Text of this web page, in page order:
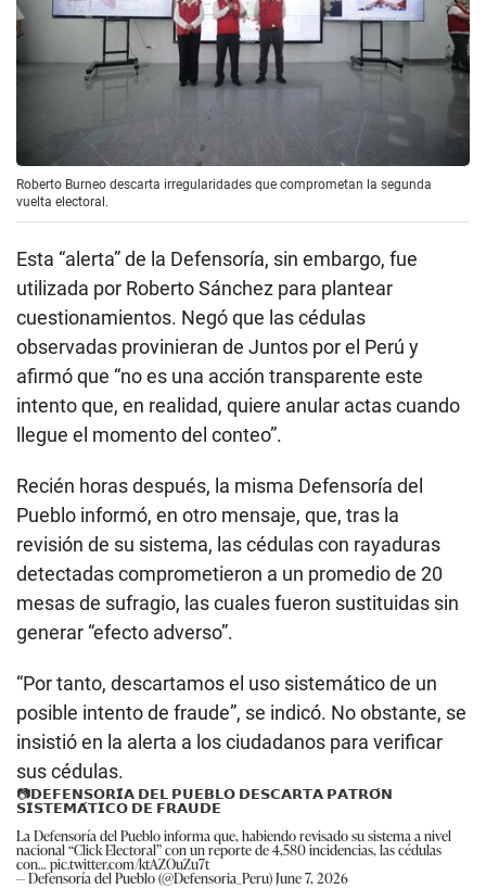
Roberto Burneo descarta irregularidades que comprometan la segunda
vuelta electoral.
Esta “alerta” de la Defensoría, sin embargo, fue
utilizada por Roberto Sánchez para plantear
cuestionamientos. Negó que las cédulas
observadas provinieran de Juntos por el Perú y
afirmó que “no es una acción transparente este
intento que, en realidad, quiere anular actas cuando
llegue el momento del conteo”.
Recién horas después, la misma Defensoría del
Pueblo informó, en otro mensaje, que, tras la
revisión de su sistema, las cédulas con rayaduras
detectadas comprometieron a un promedio de 20
mesas de sufragio, las cuales fueron sustituidas sin
generar “efecto adverso”.
“Por tanto, descartamos el uso sistemático de un
posible intento de fraude”, se indicó. No obstante, se
insistió en la alerta a los ciudadanos para verificar
sus cédulas.
📷𝗗𝗘𝗙𝗘𝗡𝗦𝗢𝗥𝗜́𝗔 𝗗𝗘𝗟 𝗣𝗨𝗘𝗕𝗟𝗢 𝗗𝗘𝗦𝗖𝗔𝗥𝗧𝗔 𝗣𝗔𝗧𝗥𝗢́𝗡
𝗦𝗜𝗦𝗧𝗘𝗠𝗔́𝗧𝗜𝗖𝗢 𝗗𝗘 𝗙𝗥𝗔𝗨𝗗𝗘
La Defensoría del Pueblo informa que, habiendo revisado su sistema a nivel
nacional “Click Electoral” con un reporte de 4,580 incidencias, las cédulas
con… pic.twitter.com/ktAZOuZu7t
— Defensoría del Pueblo (@Defensoria_Peru)June 7, 2026